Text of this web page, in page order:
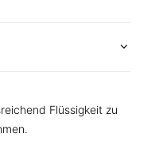
Flüssigkeit zu